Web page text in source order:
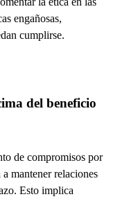
engañosas,
cumplirse.
del beneficio
de compromisos por
mantener relaciones
Esto implica